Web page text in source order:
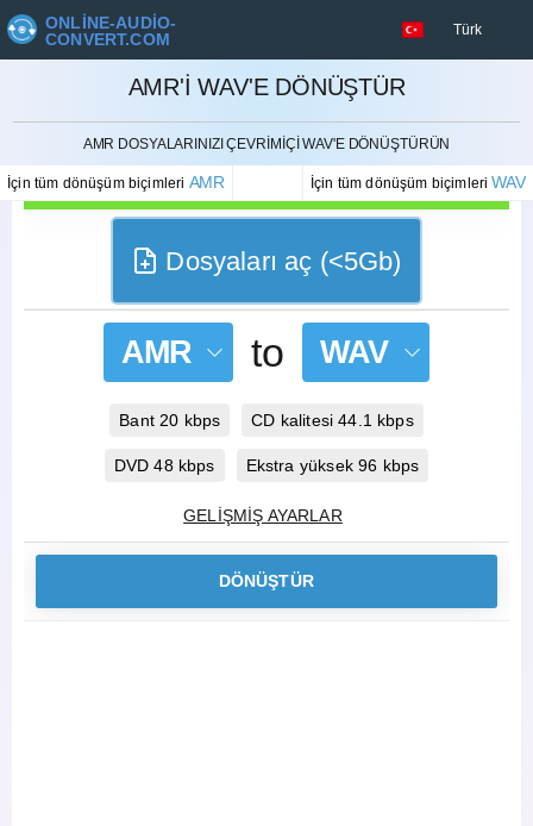
ONLINE-AUDIO-
CONVERT.COM
Türk
AMR'I WAV'E DÖNÜŞTÜR
AMR DOSYALARINIZI ÇEVRIMIÇI WAV'E DÖNÜŞTÜRÜN
İçin tüm dönüşüm biçimleri AMR İçin tüm dönüşüm biçimleriWAV
İPTAL ETMEK
Dosyaları aç (<5Gb)
AMR to WAV
Bant 20 kbps CD kalitesi 44.1 kbps
DVD 48 kbps Ekstra yüksek 96 kbps
GELIŞMIŞ AYARLAR
DÖNÜŞTÜR